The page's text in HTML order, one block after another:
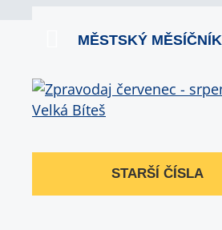
MĚSTSKÝ MĚSÍČNÍK
STARŠÍ ČÍSLA